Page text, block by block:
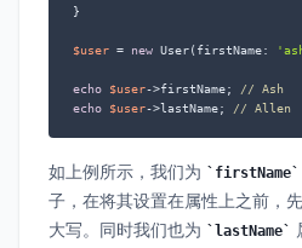
}
$user = new User(firstName:
echo $user->firstName;
// Ash
echo
$user->lastName; // Allen
如上例所示，我们为 firstName
子，在将其设置在属性上之前，
大写。同时我们也为
lastName